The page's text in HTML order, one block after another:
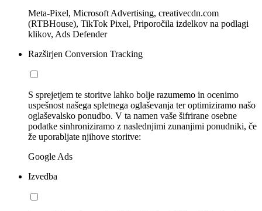
Meta-Pixel, Microsoft Advertising, creativecdn.com
(RTBHouse), TikTok Pixel, Priporočila izdelkov na podlagi
klikov, Ads Defender
Razširjen Conversion Tracking
S sprejetjem te storitve lahko bolje razumemo in ocenimo
uspešnost našega spletnega oglaševanja ter optimiziramo našo
oglaševalsko ponudbo. V ta namen vaše šifrirane osebne
podatke sinhroniziramo z naslednjimi zunanjimi ponudniki, če
že uporabljate njihove storitve:
Google Ads
Izvedba